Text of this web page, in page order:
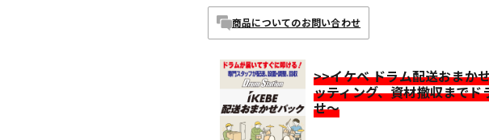
商品についてのお問い合わせ
>>イケベ ドラム配送おまか
ッティング、資材撤収まで
せ～